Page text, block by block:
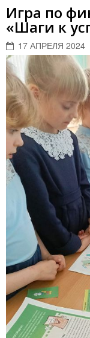
Игра по
«Шаги к
17 АПРЕЛЯ 2024